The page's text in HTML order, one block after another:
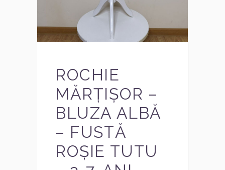
ROCHIE
MĂRȚIȘOR –
BLUZA ALBĂ
– FUSTĂ
ROȘIE TUTU